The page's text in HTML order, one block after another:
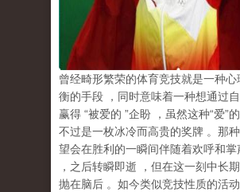
曾经畸形繁荣的体育竞技就是一种
衡的手段
，同时意味着一种想通过
赢得 “被爱的 ”企盼 ，虽然这种“爱”
不过是一枚冰冷而高贵的奖牌 。那种
望会在胜利的一瞬间伴随着欢呼和掌
，之后转瞬即逝
，但在这一刻中长
抛在脑后 。如今类似竞技性质的活